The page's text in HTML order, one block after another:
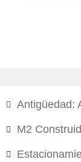
Antigüedad:
M2